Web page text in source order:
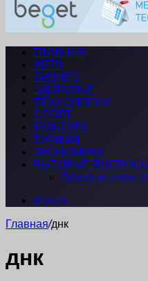
ГЛАВНАЯ
АВТО
БИЗНЕС
ЗДОРОВЬЕ
ТЕХНОЛОГИИ
СПОРТ
КУЛЬТУРА
ТУРИЗМ
ЭКОНОМИКА
БЫТОВЫЕ ВОПРОСЫ
Обзор интернета
Искать
Главная/днк
днк